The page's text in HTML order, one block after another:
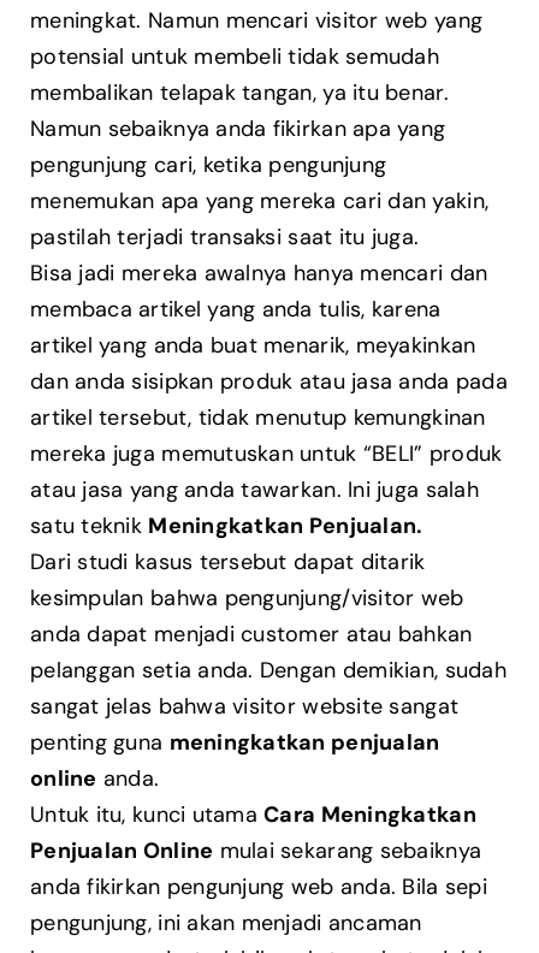
meningkat. Namun mencari visitor web yang
potensial untuk membeli tidak semudah
membalikan telapak tangan, ya itu benar.
Namun sebaiknya anda fikirkan apa yang
pengunjung cari, ketika pengunjung
menemukan apa yang mereka cari dan yakin,
pastilah terjadi transaksi saat itu juga.
Bisa jadi mereka awalnya hanya mencari dan
membaca artikel yang anda tulis, karena
artikel yang anda buat menarik, meyakinkan
dan anda sisipkan produk atau jasa anda pada
artikel tersebut, tidak menutup kemungkinan
mereka juga memutuskan untuk “BELI” produk
atau jasa yang anda tawarkan. Ini juga salah
satu teknik Meningkatkan Penjualan.
Dari studi kasus tersebut dapat ditarik
kesimpulan bahwa pengunjung/visitor web
anda dapat menjadi customer atau bahkan
pelanggan setia anda. Dengan demikian, sudah
sangat jelas bahwa visitor website sangat
penting guna meningkatkan penjualan
online anda.
Untuk itu, kunci utamaCara Meningkatkan
Penjualan Online mulai sekarang sebaiknya
anda fikirkan pengunjung web anda. Bila sepi
pengunjung, ini akan menjadi ancaman